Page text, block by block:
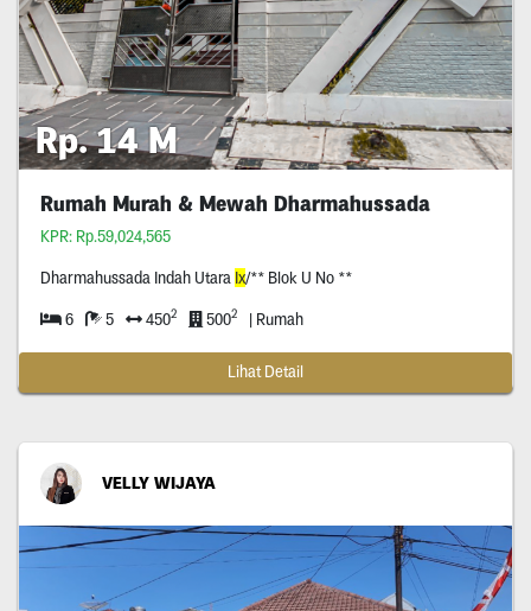
Rp. 14 M
Rumah Murah & Mewah Dharmahussada
KPR: Rp.59,024,565
Dharmahussada Indah Utara Ix/** Blok U No **
6 5 4502 5002 | Rumah
Lihat Detail
VELLY WIJAYA